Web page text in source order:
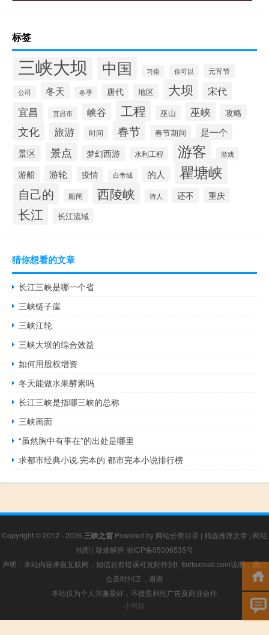
标签
三峡大坝 中国 习俗 你可以 元宵节
公司 冬天 冬季 唐代 地区 大坝 宋代
宜昌 宜昌市 峡谷 工程 巫山 巫峡 攻略
文化 旅游 时间 春节 春节期间
是一个
景区
景点 梦幻西游 水利工程 游客 游戏
游船 游轮 疫情 白帝城 的人 瞿塘峡
自己的 船闸 西陵峡 诗人 还不 重庆
长江 长江流域
猜你想看的文章
长江三峡是哪一个省
三峡链子崖
三峡江轮
三峡大坝的综合效益
如何用股权增资
冬天能做水果酵素吗
长江三峡是指哪三峡的总称
三峡画面
“虽然胸中有事在”的出处是哪里
求都市经典小说.完本的 都市完本小说排行榜
Copyright © 2012 - 2026 三峡之窗 Powered by 网站分类目录 | 精选推荐文章 | 网站
地图 | 疑难解答 渝ICP备05006535号
声明：本站内容来自互联网，如信息有错误可发邮件到f_fb#foxmail.com说明，我们
会及时纠正，谢谢
本站仅为个人兴趣爱好，不接盈利性广告及商业合作
小男孩